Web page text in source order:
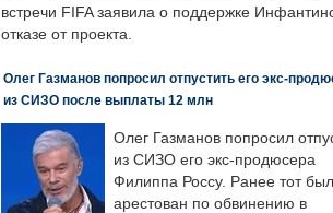
встречи FIFA заявила о поддержке
отказе от проекта.
Олег Газманов попросил отпустить его экс-
из СИЗО после выплаты 12 млн
Олег Газманов попросил
из СИЗО его экс-продюсера
Филиппа Россу. Ранее тот был
арестован по обвинению в